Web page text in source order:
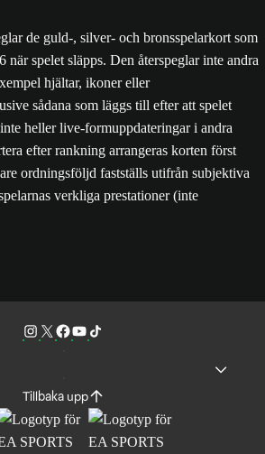
de guld-, silver- och bronsspelarkort som
när spelet släpps. Den återspeglar inte andra
hjältar, ikoner eller
sådana som läggs till efter att spelet
heller live-formuppdateringar i andra
efter rankning arrangeras korten först
ordningsföljd fastställs utifrån subjektiva
verkliga prestationer (inte
Tillbaka upp